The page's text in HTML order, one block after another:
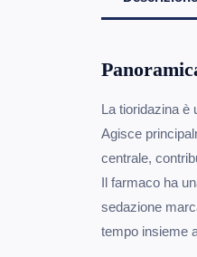
La tioridazina è
Agisce
centrale,
Il farmaco ha
sedazione
tempo insieme